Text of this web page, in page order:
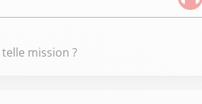
mission ?